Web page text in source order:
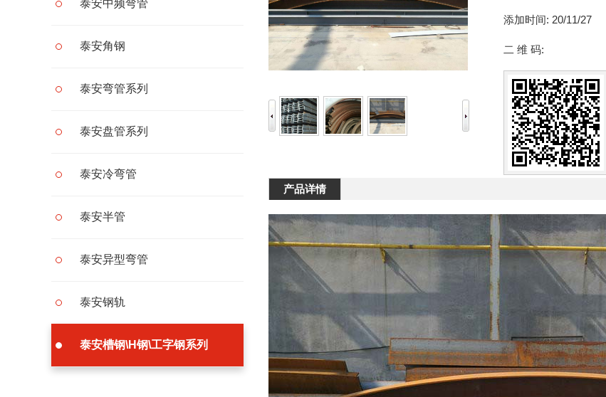
泰安中频弯管
泰安角钢
泰安弯管系列
泰安盘管系列
泰安冷弯管
泰安半管
泰安异型弯管
泰安钢轨
泰安槽钢\H钢\工字钢系列
添加时间: 20/11/27
二 维 码:
产品详情